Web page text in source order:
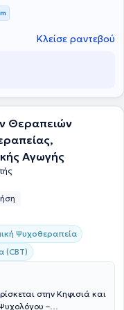
Κλείσε ραντεβού
Θεραπειών
Αγωγής
Ψυχοθεραπεία
(CBT)
στην Κηφισιά και
Ψυχολόγου –